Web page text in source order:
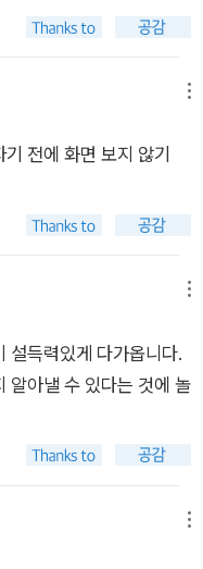
살펴보자. 충분한 수면
가 손상된다. 암에 걸릴
당뇨병의 전조 증상이
다. 심혈관 질환, 뇌졸중,
설치면 우울, 불안, 자살
진다. 그리고 수면의 시
수면 부족을 <느린 형
여기에 있다. 다행히 이
든 걸 단번에 해결할 치
자연 치료제, 여덟 시간
으름과 의지박약이라는
본 소양 등, 잠을 줄이기
고도 자명종의 도움 없
날 때까지 다시 잠을 자
전에 화면 보지 않기
설득력있게 다가옵니다.
알아낼 수 있다는 것에 놀